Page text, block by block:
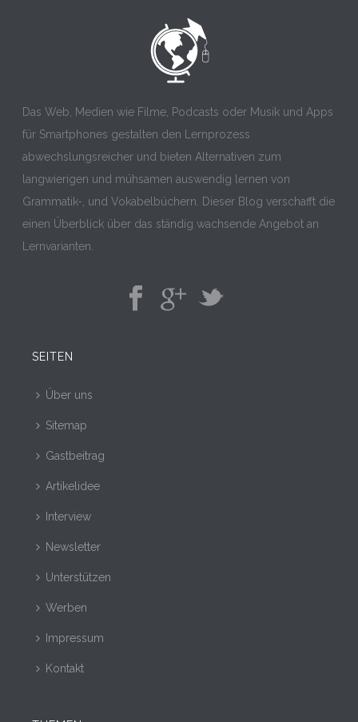
Das Web, Medien wie Filme, Podcasts oder Musik und Apps
für Smartphones gestalten den Lernprozess
abwechslungsreicher und bieten Alternativen zum
langwierigen und mühsamen auswendig lernen von
Grammatik-, und Vokabelbüchern. Dieser Blog verschafft die
einen Überblick über das ständig wachsende Angebot an
Lernvarianten.
SEITEN
Über uns
Sitemap
Gastbeitrag
Artikelidee
Interview
Newsletter
Unterstützen
Werben
Impressum
Kontakt